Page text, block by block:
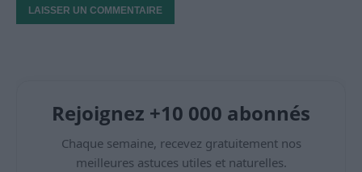
Rejoignez +10 000 abonnés
Chaque semaine, recevez gratuitement nos
meilleures astuces utiles et naturelles.